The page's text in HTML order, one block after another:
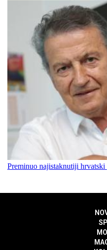
Preminuo najistaknutiji